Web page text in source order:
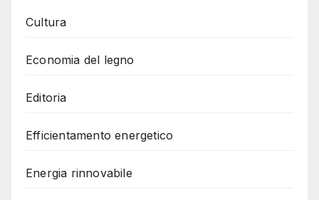
Cultura
Economia del legno
Editoria
Efficientamento energetico
Energia rinnovabile